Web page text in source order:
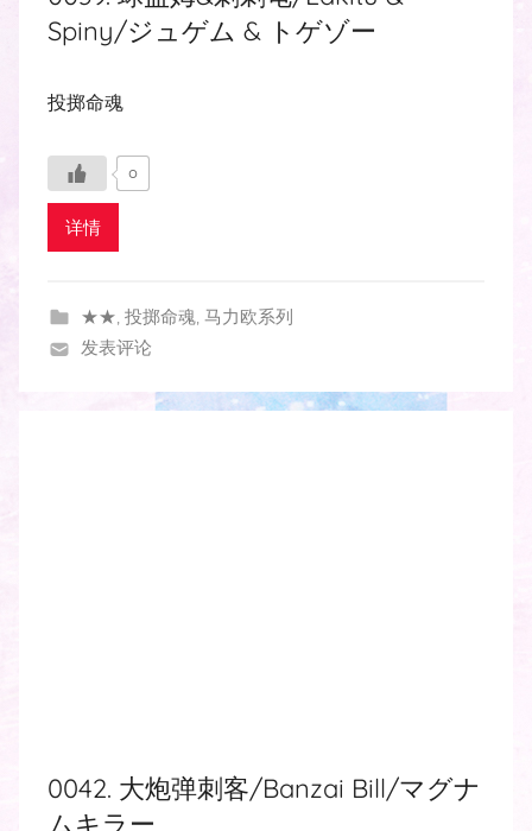
Spiny/ジュゲム & トゲゾー
投掷命魂
0
详情
★★, 投掷命魂, 马力欧系列
发表评论
0042. 大炮弹刺客/Banzai Bill/マグナ
ムキラー